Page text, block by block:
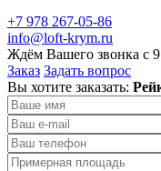
+7 978 267-05-86
info@loft-krym.ru
Ждём Вашего звонка с
Заказ Задать вопрос
Вы хотите заказать: